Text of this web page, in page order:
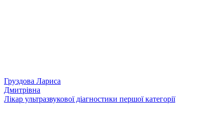
Груздова Лариса
Дмитрівна
Лікар ультразвукової діагностики першої категорії